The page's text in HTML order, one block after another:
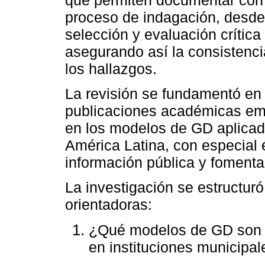
proceso de indagación,
selección y evaluación
asegurando así la
los hallazgos.
La revisión se fundamentó
publicaciones académicas
en los modelos de GD
América Latina, con especial
información pública y
La investigación se
orientadoras:
¿Qué modelos de GD
en instituciones